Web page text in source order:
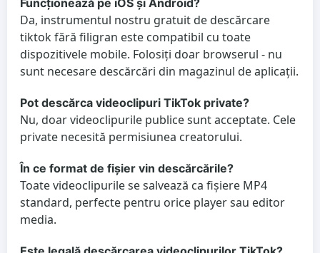
Funcționează pe iOS și Android?
Da, instrumentul nostru gratuit de descărcare
tiktok fără filigran este compatibil cu toate
dispozitivele mobile. Folosiți doar browserul - nu
sunt necesare descărcări din magazinul de aplicații.
Pot descărca videoclipuri TikTok private?
Nu, doar videoclipurile publice sunt acceptate. Cele
private necesită permisiunea creatorului.
În ce format de fișier vin descărcările?
Toate videoclipurile se salvează ca fișiere MP4
standard, perfecte pentru orice player sau editor
media.